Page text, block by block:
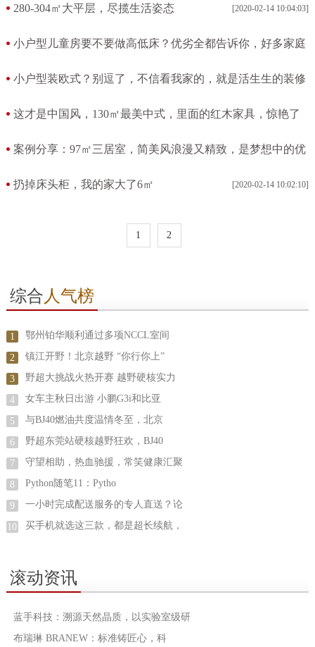
280-304㎡大平层，尽揽生活姿态 [2020-02-14 10:04:03]
小户型儿童房要不要做高低床？优劣全都告诉你，好多家庭
[2020-02-14 10:03:45]
小户型装欧式？别逗了，不信看我家的，就是活生生的装修
[2020-02-14 10:03:27]
这才是中国风，130㎡最美中式，里面的红木家具，惊艳了
[2020-02-14 10:02:50]
案例分享：97㎡三居室，简美风浪漫又精致，是梦想中的优
[2020-02-14 10:02:30]
扔掉床头柜，我的家大了6㎡ [2020-02-14 10:02:10]
1 2
综合 人气榜
1 鄂州铂华顺利通过多项NCCL室间
2 镇江开野！北京越野 “你行你上”
3 野超大挑战火热开赛 越野硬核实力
4 女车主秋日出游 小鹏G3i和比亚
5 与BJ40燃油共度温情冬至，北京
6 野超东莞站硬核越野狂欢，BJ40
7 守望相助，热血驰援，常笑健康汇聚
8 Python随笔11：Pytho
9 一小时完成配送服务的专人直送？论
10 买手机就选这三款，都是超长续航，
滚动资讯
蓝手科技：溯源天然晶质，以实验室级研
布瑞琳 BRANEW：标准铸匠心，科